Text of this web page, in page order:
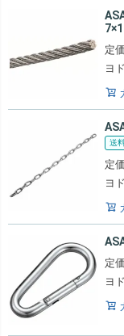
定
ヨ
送
定
ヨ
定
ヨ